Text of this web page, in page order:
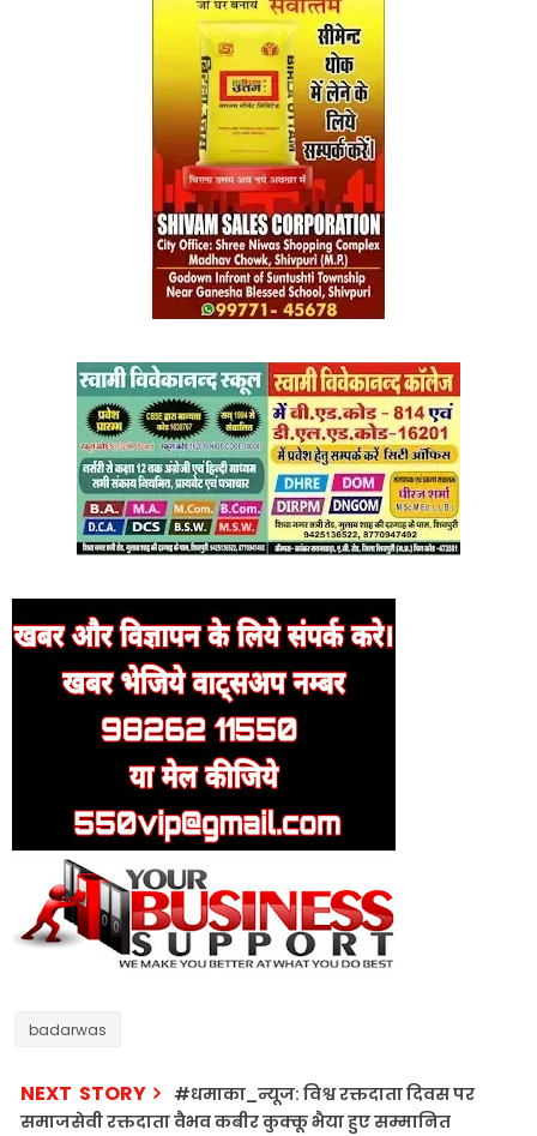
badarwas
NEXT STORY
#धमाका_न्यूज: विश्व रक्तदाता दिवस पर
समाजसेवी रक्तदाता वैभव कबीर कुक्कू भैया हुए सम्मानित